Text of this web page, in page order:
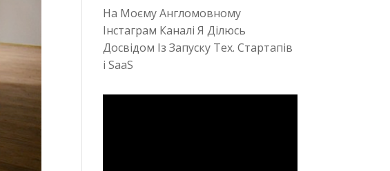
На Моєму Англомовному
Інстаграм Каналі Я Ділюсь
Досвідом Із Запуску Тех. Стартапів
і SaaS